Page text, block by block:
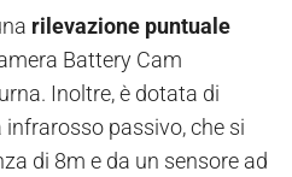
rilevazione puntuale
Battery Cam
Inoltre, è dotata di
infrarosso passivo, che si
di 8m e da un sensore ad